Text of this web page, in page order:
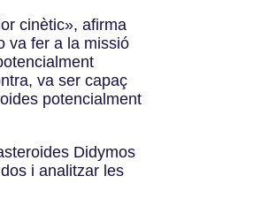
cinètic», afirma
va fer a la missió
va ser capaç
potencialment
Didymos
i analitzar les